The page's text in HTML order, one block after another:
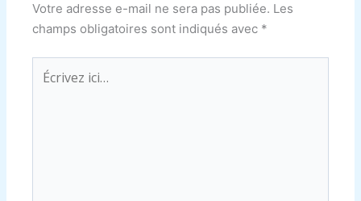
Votre adresse e-mail ne sera pas publiée. Les
champs obligatoires sont indiqués avec *
Écrivez
ici…